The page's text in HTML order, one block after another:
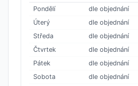
Pondělí
dle objednání
Úterý
dle objednání
Středa
dle objednání
Čtvrtek
dle objednání
Pátek
dle objednání
Sobota
dle objednání